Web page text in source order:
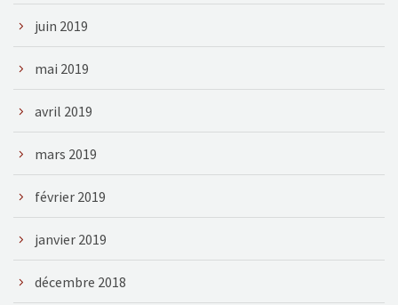
juin 2019
mai 2019
avril 2019
mars 2019
février 2019
janvier 2019
décembre 2018